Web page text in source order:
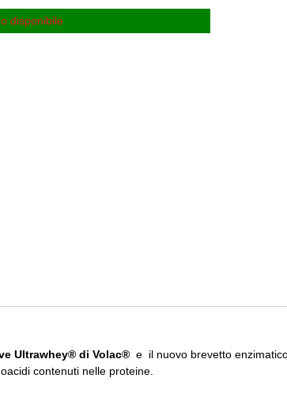
disponibile
Ultrawhey® di Volac® e il nuovo brevetto
contenuti nelle proteine.